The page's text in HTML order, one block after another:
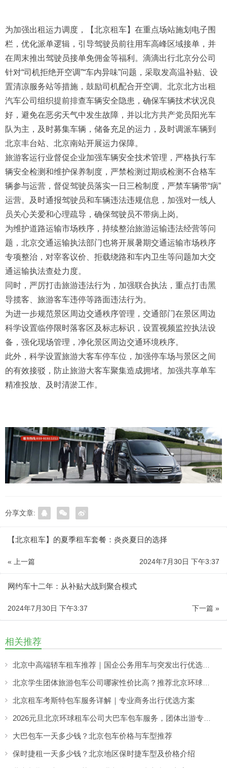
为加强出租运力调度，【北京租车】在重点场站施划电子围
栏，优化派单逻辑，引导驾驶员前往用车高峰区域接单，并
在周末推出驾驶员接单免佣金等福利。滴滴出行北京分公司
针对“司机拒绝开空调”“车内异味”问题，采取发高温补贴、设
置清凉服务站等措施，鼓励司机配合开空调。北京北方出租
汽车公司组织提前排查车辆安全隐患，确保车辆技术状况良
好，避免在恶劣天气中发生故障，并以北方共产党员阳光车
队为主，及时募集车辆，储备充足的运力，及时调派车辆到
北京丰台站、北京南站开展运力保障。
旅游客运行业督促企业加强车辆安全技术管理，严格执行车
辆安全检测和维护保养制度，严禁检测过期或检测不合格车
辆参与运营，督促驾驶员落实一日三检制度，严禁车辆带“病”
运营。及时通报驾驶员和车辆违法违规信息，加强对一线人
员关心关爱和心理疏导，确保驾驶员不带病上岗。
为维护道路运输市场秩序，持续整治旅游运输违法经营等问
题，北京交通运输执法部门也将开展暑期交通运输市场秩序
专项整治，对宰客议价、拒载绕路和车内卫生等问题加大交
通运输执法查处力度。
同时，严厉打击旅游违法行为，加强联合执法，重点打击黑
导揽客、旅游客车违停等路面违法行为。
为进一步规范景区周边交通秩序管理，交通部门在景区周边
科学设置临停限时落客区及标志标识，设置视频监控执法设
备，强化现场管理，净化景区周边交通环境秩序。
此外，科学设置旅游大客车停车位，加强停车场与景区之间
的有效接驳，防止旅游大客车聚集造成拥堵。加强共享单车
精准投放、及时清淤工作。
分享文章:
【北京租车】的夏季租车套餐：炎炎夏日的选择
« 上一篇 2024年7月30日 下午3:37
网约车十二年：从补贴大战到聚合模式
下一篇 »
2024年7月30日 下午3:37
相关推荐
北京租车考斯特包车服务详解｜专业商务出行优选方案
大巴包车一天多少钱？北京包车价格与车型推荐
保时捷租一天多少钱？北京地区保时捷车型及价格介绍